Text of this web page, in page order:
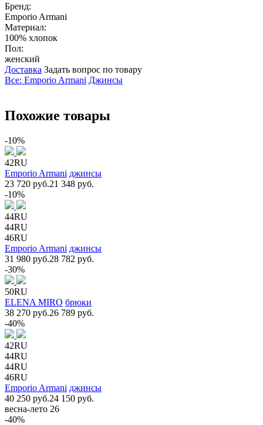
Бренд:
Emporio Armani
Материал:
100% хлопок
Пол:
женский
Доставка Задать вопрос по товару
Все: Emporio Armani Джинсы
Похожие товары
-10%
42RU
Emporio Armani джинсы
23 720 руб.21 348 руб.
-10%
44RU
44RU
46RU
Emporio Armani джинсы
31 980 руб.28 782 руб.
-30%
50RU
ELENA MIRO брюки
38 270 руб.26 789 руб.
-40%
42RU
44RU
44RU
46RU
Emporio Armani джинсы
40 250 руб.24 150 руб.
весна-лето 26
-40%